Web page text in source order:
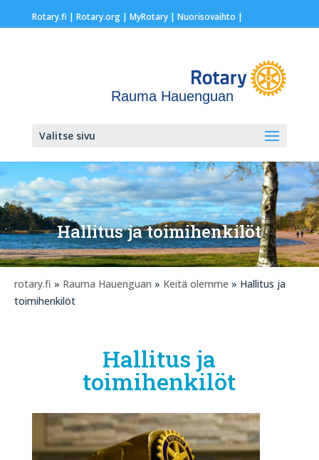
Rotary.fi | Rotary.org| MyRotary | Nuorisovaihto |
Rauma Hauenguan
Valitse sivu
Hallitus ja toimihenkilöt
rotary.fi » Rauma Hauenguan » Keitä olemme » Hallitus ja
toimihenkilöt
Hallitus ja
toimihenkilöt